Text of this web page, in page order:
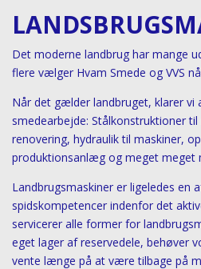
Det moderne landbrug har mange
flere vælger Hvam Smede og VVS
Når det gælder landbruget, klarer vi
smedearbejde: Stålkonstruktioner til
renovering, hydraulik til maskiner,
produktionsanlæg og meget meget
Landbrugsmaskiner er ligeledes en
spidskompetencer indenfor det
servicerer alle former for
eget lager af reservedele, behøver
vente længe på at være tilbage på